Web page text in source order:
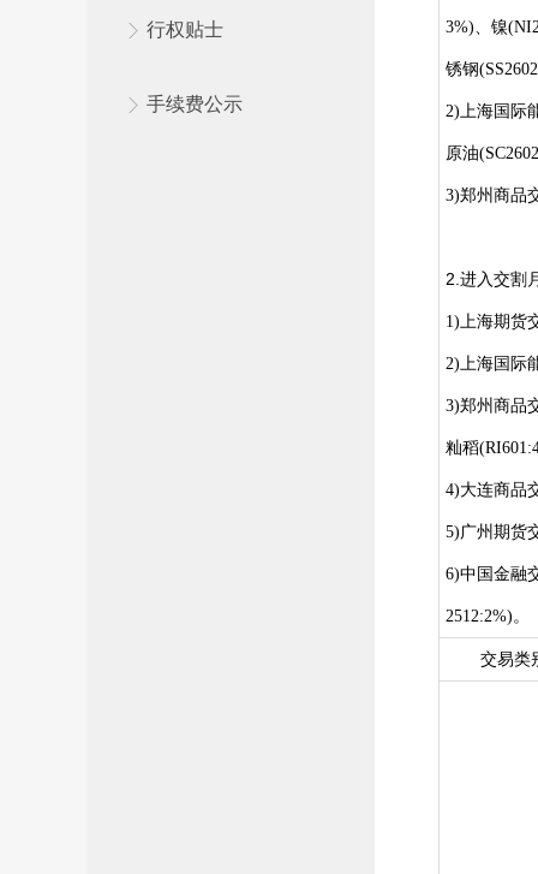
行权贴士
手续费公示
3%)、镍
锈钢(SS2602
2)上海国际
原油(SC2602
3)郑州商品
2.进入交割
1)上海期货
2) 上海国际
3)郑州商品
籼稻(RI601
4)大连商品
5)广州期货
6)中国金融
2512:2%)。
交易类